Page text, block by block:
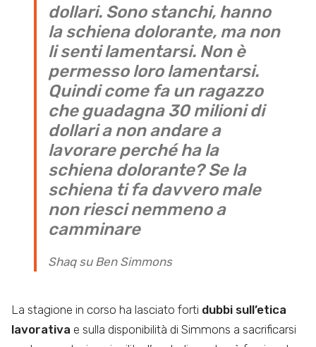
dollari. Sono stanchi, hanno
la schiena dolorante, ma non
li senti lamentarsi. Non è
permesso loro lamentarsi.
Quindi come fa un ragazzo
che guadagna 30 milioni di
dollari a non andare a
lavorare perché ha la
schiena dolorante? Se la
schiena ti fa davvero male
non riesci nemmeno a
camminare
Shaq su Ben Simmons
La stagione in corso ha lasciato forti dubbi sull’etica
lavorativa e sulla disponibilità di Simmons a sacrificarsi